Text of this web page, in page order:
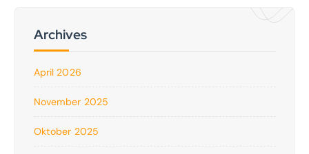
Archives
April 2026
November 2025
Oktober 2025